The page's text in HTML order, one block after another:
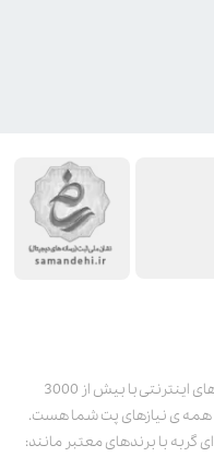
پت استور به عنوان یکی از قدیمی‌ترین پت شاپ های اینترنتی با بیش از 3000
همه ی نیازهای پت شما هست.
با برندهای معتبر مانند: